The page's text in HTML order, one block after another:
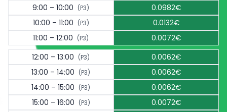
9:00 – 10:00 (P3)
0.0982€
10:00 – 11:00 (P3)
0.0132€
11:00 – 12:00 (P3)
0.0072€
12:00 – 13:00 (P3)
0.0062€
13:00 – 14:00 (P3)
0.0062€
14:00 – 15:00 (P3)
0.0062€
15:00 – 16:00 (P3)
0.0072€